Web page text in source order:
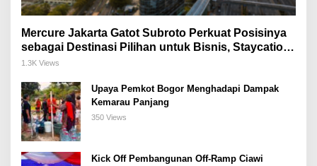
Mercure Jakarta Gatot Subroto Perkuat Posisinya
sebagai Destinasi Pilihan untuk Bisnis, Staycation,
Meeting, dan Kuliner di Jakarta Selatan
1.3K Views
Upaya Pemkot Bogor Menghadapi Dampak
Kemarau Panjang
350 Views
Kick Off Pembangunan Off-Ramp Ciawi